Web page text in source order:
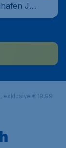
Jo
exklusive € 19,99